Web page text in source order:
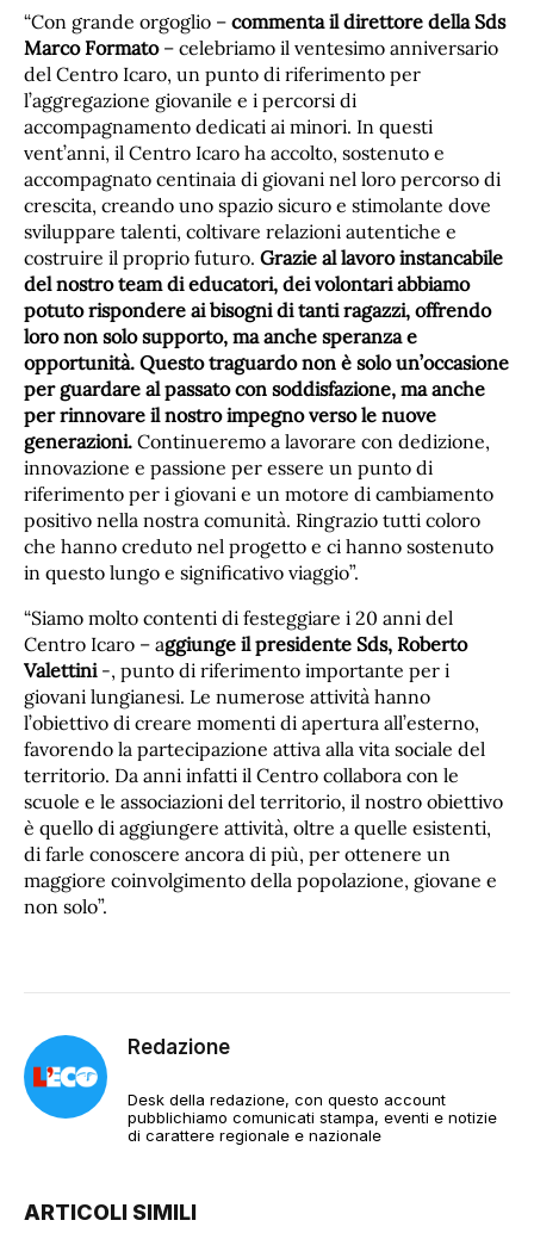
“Con grande orgoglio – commenta il direttore della Sds
Marco Formato – celebriamo il ventesimo anniversario
del Centro Icaro, un punto di riferimento per
l’aggregazione giovanile e i percorsi di
accompagnamento dedicati ai minori. In questi
vent’anni, il Centro Icaro ha accolto, sostenuto e
accompagnato centinaia di giovani nel loro percorso di
crescita, creando uno spazio sicuro e stimolante dove
sviluppare talenti, coltivare relazioni autentiche e
costruire il proprio futuro. Grazie al lavoro instancabile
del nostro team di educatori, dei volontari abbiamo
potuto rispondere ai bisogni di tanti ragazzi, offrendo
loro non solo supporto, ma anche speranza e
opportunità. Questo traguardo non è solo un’occasione
per guardare al passato con soddisfazione, ma anche
per rinnovare il nostro impegno verso le nuove
generazioni. Continueremo a lavorare con dedizione,
innovazione e passione per essere un punto di
riferimento per i giovani e un motore di cambiamento
positivo nella nostra comunità. Ringrazio tutti coloro
che hanno creduto nel progetto e ci hanno sostenuto
in questo lungo e significativo viaggio”.
“Siamo molto contenti di festeggiare i 20 anni del
Centro Icaro – aggiunge il presidente Sds, Roberto
Valettini -, punto di riferimento importante per i
giovani lungianesi. Le numerose attività hanno
l’obiettivo di creare momenti di apertura all’esterno,
favorendo la partecipazione attiva alla vita sociale del
territorio. Da anni infatti il Centro collabora con le
scuole e le associazioni del territorio, il nostro obiettivo
è quello di aggiungere attività, oltre a quelle esistenti,
di farle conoscere ancora di più, per ottenere un
maggiore coinvolgimento della popolazione, giovane e
non solo”.
Redazione
Desk della redazione, con questo account
pubblichiamo comunicati stampa, eventi e notizie
di carattere regionale e nazionale
ARTICOLI SIMILI